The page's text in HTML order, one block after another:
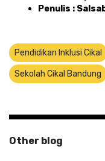
Penulis :
Pendidikan Inklusi Cikal
Sekolah Cikal Bandung
Other blog